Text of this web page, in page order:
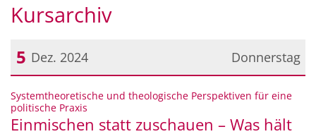
Kursarchiv
Donnerstag
5 Dez. 2024
Datum: 5. Dezember 2024
Systemtheoretische und theologische Perspektiven für eine
politische Praxis
Einmischen statt zuschauen – Was hält